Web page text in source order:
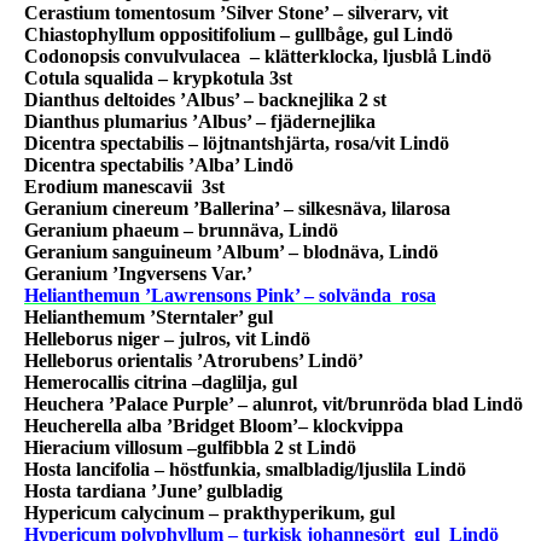
Cerastium tomentosum ’Silver Stone’ – silverarv, vit
Chiastophyllum oppositifolium – gullbåge, gul Lindö
Codonopsis convulvulacea – klätterklocka, ljusblå Lindö
Cotula squalida – krypkotula 3st
Dianthus deltoides ’Albus’ – backnejlika 2 st
Dianthus plumarius ’Albus’ – fjädernejlika
Dicentra spectabilis – löjtnantshjärta, rosa/vit Lindö
Dicentra spectabilis ’Alba’ Lindö
Erodium manescavii 3st
Geranium cinereum ’Ballerina’ – silkesnäva, lilarosa
Geranium phaeum – brunnäva, Lindö
Geranium sanguineum ’Album’ – blodnäva, Lindö
Geranium ’Ingversens Var.’
Helianthemun ’Lawrensons Pink’ – solvända rosa
Helianthemum ’Sterntaler’ gul
Helleborus niger – julros, vit Lindö
Helleborus orientalis ’Atrorubens’ Lindö’
Hemerocallis citrina –daglilja, gul
Heuchera ’Palace Purple’ – alunrot, vit/brunröda blad Lindö
Heucherella alba ’Bridget Bloom’– klockvippa
Hieracium villosum –gulfibbla 2 st Lindö
Hosta lancifolia – höstfunkia, smalbladig/ljuslila Lindö
Hosta tardiana ’June’ gulbladig
Hypericum calycinum – prakthyperikum, gul
Hypericum polyphyllum – turkisk johannesört gul Lindö